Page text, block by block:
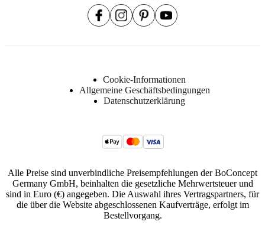
Cookie-Informationen
Allgemeine Geschäftsbedingungen
Datenschutzerklärung
Alle Preise sind unverbindliche Preisempfehlungen der BoConcept
Germany GmbH, beinhalten die gesetzliche Mehrwertsteuer und
sind in Euro (€) angegeben. Die Auswahl ihres Vertragspartners, für
die über die Website abgeschlossenen Kaufverträge, erfolgt im
Bestellvorgang.